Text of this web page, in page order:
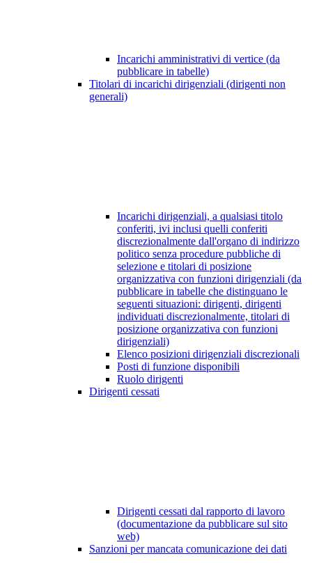
Incarichi amministrativi di vertice (da
pubblicare in tabelle)
Titolari di incarichi dirigenziali (dirigenti non
generali)
Incarichi dirigenziali, a qualsiasi titolo
conferiti, ivi inclusi quelli conferiti
discrezionalmente dall'organo di indirizzo
politico senza procedure pubbliche di
selezione e titolari di posizione
organizzativa con funzioni dirigenziali (da
pubblicare in tabelle che distinguano le
seguenti situazioni: dirigenti, dirigenti
individuati discrezionalmente, titolari di
posizione organizzativa con funzioni
dirigenziali)
Elenco posizioni dirigenziali discrezionali
Posti di funzione disponibili
Ruolo dirigenti
Dirigenti cessati
Dirigenti cessati dal rapporto di lavoro
(documentazione da pubblicare sul sito
web)
Sanzioni per mancata comunicazione dei dati